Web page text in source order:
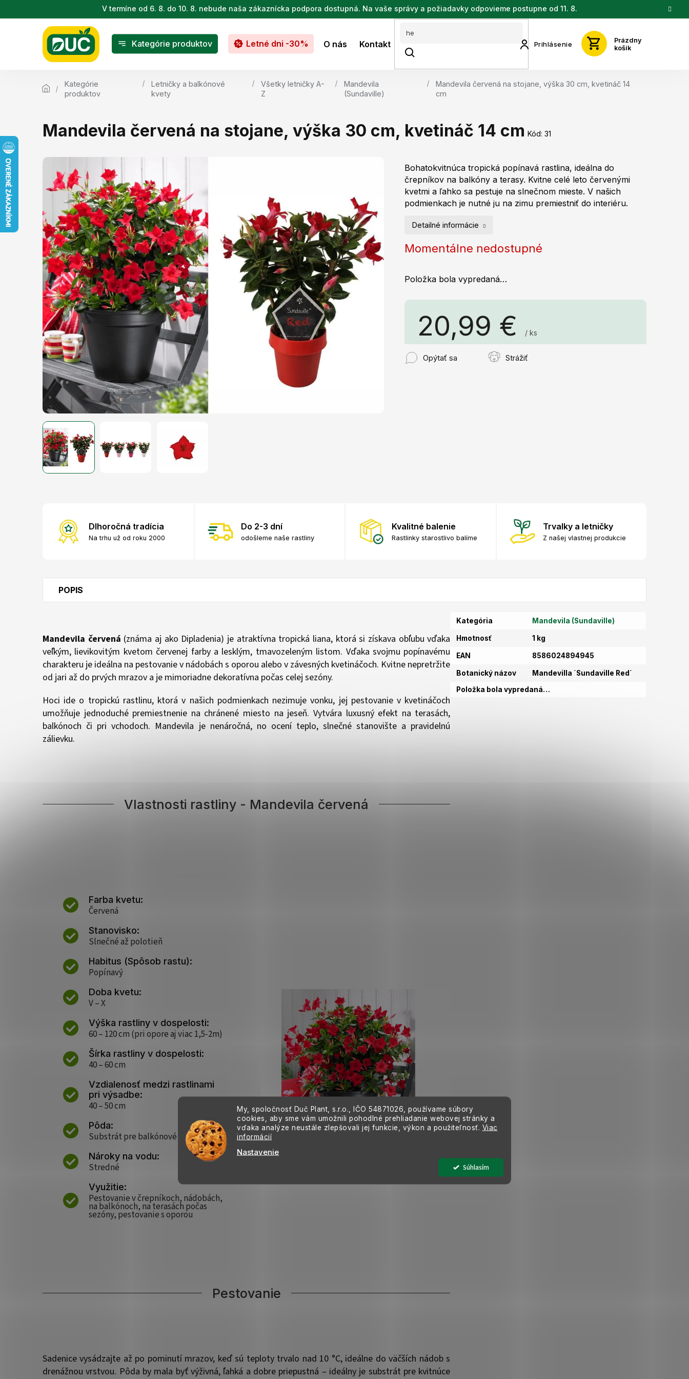
My, spoločnosť Duč Plant, s.r.o., IČO 54871026,
používame súbory
cookies, aby sme vám umožnili pohodlné prehliadanie webovej stránky a
vďaka analýze neustále zlepšovali jej funkcie, výkon a použiteľnosť. Viac
informácií
Nastavenie
Súhlasím
na
V termíne od 6. 8. do 10. 8. nebude naša zákaznícka podpora dostupná. Na vaše správy a požiadavky odpovieme postupne od 11. 8.
Prihlásenie
Prázdny
košík
Kategórie produktov Letné dni -30% O nás Kontakt
Kategórie
produktov
Letničky a balkónové
kvety
Všetky letničky A-
Z
Mandevila
(Sundaville)
Mandevila červená na stojane, výška 30 cm, kvetináč 14
cm
Mandevila červená na stojane, výška 30 cm, kvetináč 14 cm Kód: 31
20,99 € / ks
cena:
Momentálne nedostupné
Položka bola vypredaná…
Bohatokvitnúca tropická popínavá rastlina, ideálna do
črepníkov na balkóny a terasy. Kvitne celé leto červenými
kvetmi a ľahko sa pestuje na slnečnom mieste. V našich
podmienkach je nutné ju na zimu premiestniť do interiéru.
Detailné informácie
Opýtať sa Strážiť
Dlhoročná tradícia
Na trhu už od roku 2000
Do 2-3 dní
odošleme naše rastliny
Kvalitné balenie
Rastlinky starostlivo balíme
Trvalky a letničky
Z našej vlastnej produkcie
POPIS
Mandevila červená (známa aj ako Dipladenia) je atraktívna tropická liana, ktorá si získava obľubu vďaka
veľkým, lievikovitým kvetom červenej farby a lesklým, tmavozeleným listom. Vďaka svojmu popínavému
charakteru je ideálna na pestovanie v nádobách s oporou alebo v závesných kvetináčoch. Kvitne nepretržite
od jari až do prvých mrazov a je mimoriadne dekoratívna počas celej sezóny.
Hoci ide o tropickú rastlinu, ktorá v našich podmienkach nezimuje vonku, jej pestovanie v kvetináčoch
umožňuje jednoduché premiestnenie na chránené miesto na jeseň. Vytvára luxusný efekt na terasách,
balkónoch či pri vchodoch. Mandevila je nenáročná, no ocení teplo, slnečné stanovište a pravidelnú
zálievku.
Vlastnosti rastliny - Mandevila červená
Farba kvetu:
Červená
Stanovisko:
Slnečné až polotieň
Habitus (Spôsob rastu):
Popínavý
Doba kvetu:
V – X
Výška rastliny v dospelosti:
60 – 120 cm (pri opore aj viac 1,5-2m)
Šírka rastliny v dospelosti:
40 – 60 cm
Vzdialenosť medzi rastlinami
pri výsadbe:
40 – 50 cm
Pôda:
Substrát pre balkónové rastliny
Nároky na vodu:
Stredné
Využitie:
Pestovanie v črepníkoch, nádobách,
na balkónoch, na terasách počas
sezóny, pestovanie s oporou
Pestovanie
Sadenice vysádzajte až po pominutí mrazov, keď sú teploty trvalo nad 10 °C, ideálne do väčších nádob s
drenážnou vrstvou. Pôda by mala byť výživná, ľahká a dobre priepustná – ideálny je substrát pre kvitnúce
Kategória Mandevila (Sundaville)
Hmotnosť 1 kg
EAN 8586024894945
Botanický názov
Mandevilla ´Sundaville Red´
Položka bola vypredaná…